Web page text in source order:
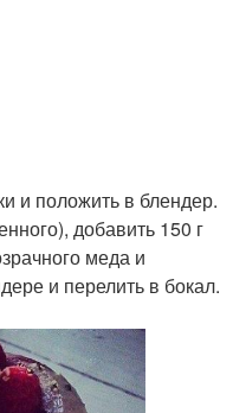
и положить в блендер.
добавить 150 г
меда и
и перелить в бокал.